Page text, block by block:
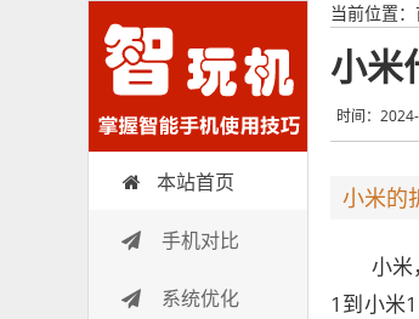
智玩机 本站首页
手机对比
系统优化
当前位置：
小米
时间：
小米的
小米
1到小米